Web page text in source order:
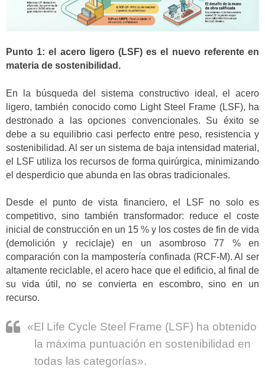
Punto 1: el acero ligero (LSF) es el nuevo referente en
materia de sostenibilidad.
En la búsqueda del sistema constructivo ideal, el acero
ligero, también conocido como Light Steel Frame (LSF), ha
destronado a las opciones convencionales. Su éxito se
debe a su equilibrio casi perfecto entre peso, resistencia y
sostenibilidad. Al ser un sistema de baja intensidad material,
el LSF utiliza los recursos de forma quirúrgica, minimizando
el desperdicio que abunda en las obras tradicionales.
Desde el punto de vista financiero, el LSF no solo es
competitivo, sino también transformador: reduce el coste
inicial de construcción en un 15 % y los costes de fin de vida
(demolición y reciclaje) en un asombroso 77 % en
comparación con la mampostería confinada (RCF-M). Al ser
altamente reciclable, el acero hace que el edificio, al final de
su vida útil, no se convierta en escombro, sino en un
recurso.
«El Life Cycle Steel Frame (LSF) ha obtenido
la máxima puntuación en sostenibilidad en
todas las categorías».